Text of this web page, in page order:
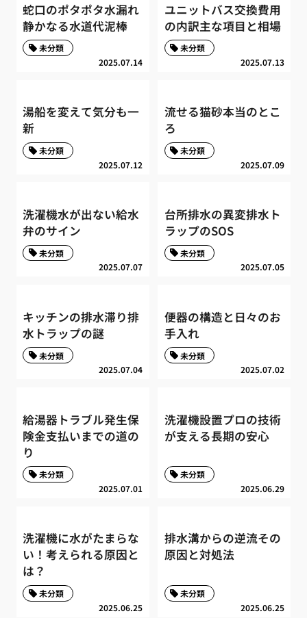
蛇口のポタポタ水漏れ
静かなる水道代泥棒
2025.07.14
未分類
ユニットバス交換費用
の内訳主な項目と相場
2025.07.13
未分類
湯船を変えて気分も一
新
2025.07.12
未分類
流せる猫砂本当のとこ
ろ
2025.07.09
未分類
洗濯機水が出ない給水
弁のサイン
2025.07.07
未分類
台所排水の異変排水ト
ラップのSOS
2025.07.05
未分類
キッチンの排水滞り排
水トラップの謎
2025.07.04
未分類
便器の構造と日々のお
手入れ
2025.07.02
未分類
給湯器トラブル発生保
険金支払いまでの道の
り
2025.07.01
未分類
洗濯機設置プロの技術
が支える長期の安心
2025.06.29
未分類
洗濯機に水がたまらな
い！考えられる原因と
は？
2025.06.25
未分類
排水溝からの逆流その
原因と対処法
2025.06.25
未分類